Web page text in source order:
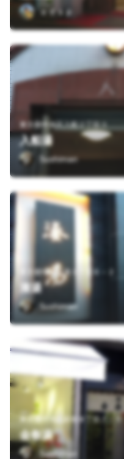
ａｄａｐ
東京都中央区入船２丁目３
入船湯
Sushiman
東京都中央区湊１丁目６－２
湊湯
Sushiman
東京都中央区銀座８丁目７－５
金春湯
Sushiman